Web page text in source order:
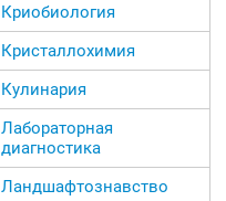
Криобиология
Кристаллохимия
Кулинария
Лабораторная
диагностика
Ландшафтознавство